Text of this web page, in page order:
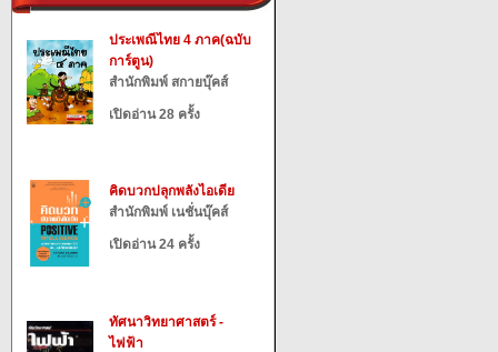
ประเพณีไทย 4 ภาค(ฉบับ
การ์ตูน)
สำนักพิมพ์ สกายบุ๊คส์
เปิดอ่าน 28 ครั้ง
คิดบวกปลุกพลังไอเดีย
สำนักพิมพ์ เนชั่นบุ๊คส์
เปิดอ่าน 24 ครั้ง
ทัศนาวิทยาศาสตร์ -
ไฟฟ้า